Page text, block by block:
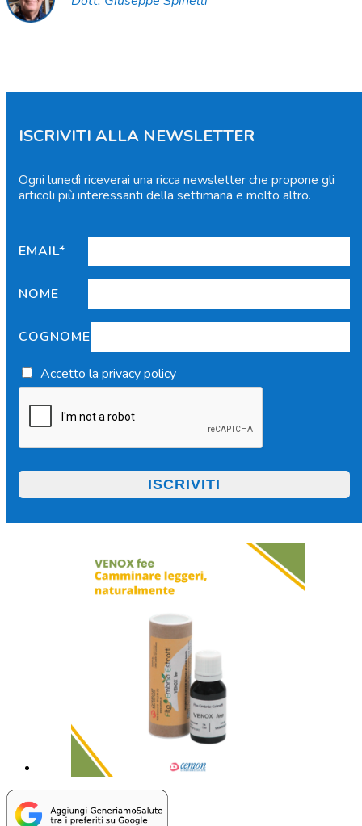
ISCRIVITI ALLA NEWSLETTER
Ogni lunedì riceverai una ricca newsletter che propone gli
articoli più interessanti della settimana e molto altro.
EMAIL*
NOME
COGNOME
Accetto la privacy policy